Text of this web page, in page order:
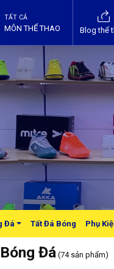
TẤT CẢ
MÔN THỂ THAO Blog thể
Đá Tất Đá Bóng Phụ
Đá (74 sản phẩm)